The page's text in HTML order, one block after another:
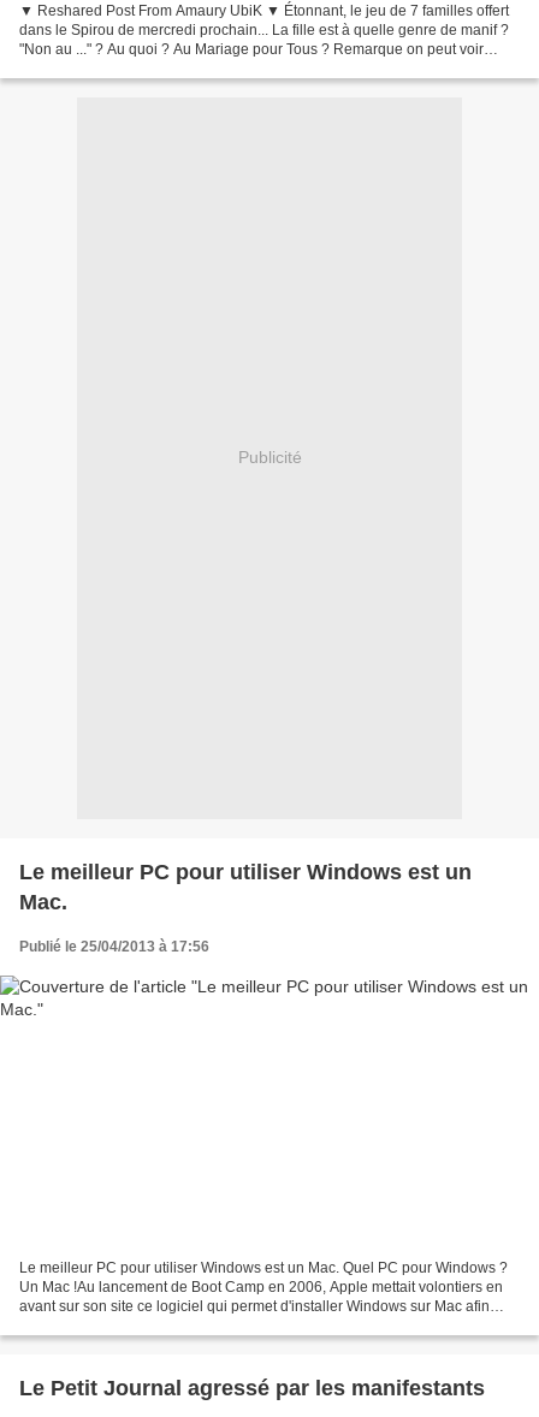
▼ Reshared Post From Amaury UbiK ▼ Étonnant, le jeu de 7 familles offert
dans le Spirou de mercredi prochain... La fille est à quelle genre de manif ?
"Non au ..." ? Au quoi ? Au Mariage pour Tous ? Remarque on peut voir
Publicité
Le meilleur PC pour utiliser Windows est un
Mac.
Publié le 25/04/2013 à 17:56
Le meilleur PC pour utiliser Windows est un Mac. Quel PC pour Windows ?
Un Mac !Au lancement de Boot Camp en 2006, Apple mettait volontiers en
avant sur son site ce logiciel qui permet d'installer Windows sur Mac afin
Le Petit Journal agressé par les manifestants